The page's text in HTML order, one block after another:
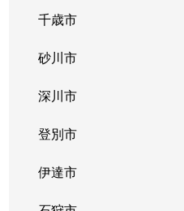
千歳市
砂川市
深川市
登別市
伊達市